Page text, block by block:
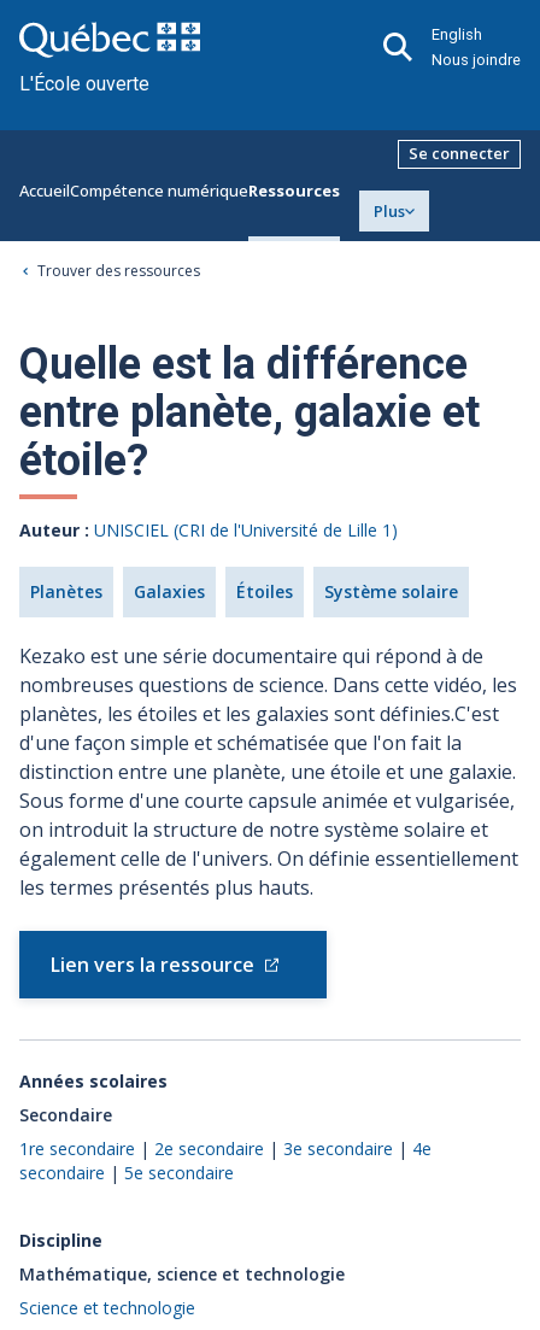
L'École ouverte
English
Nous joindre
AccueilCompétence numériqueRessources
Plus
Se connecter
Trouver des ressources
Quelle est la différence
entre planète, galaxie et
étoile?
Auteur :
Planètes Galaxies Étoiles Système solaire
Kezako est une série documentaire qui répond à de
nombreuses questions de science. Dans cette vidéo, les
planètes, les étoiles et les galaxies sont définies.C'est
d'une façon simple et schématisée que l'on fait la
distinction entre une planète, une étoile et une galaxie.
Sous forme d'une courte capsule animée et vulgarisée,
on introduit la structure de notre système solaire et
également celle de l'univers. On définie essentiellement
les termes présentés plus hauts.
Lien vers la ressource
Années scolaires
Secondaire
1re secondaire | 2e secondaire | 3e secondaire | 4e
secondaire | 5e secondaire
Discipline
Mathématique, science et technologie
Science et technologie